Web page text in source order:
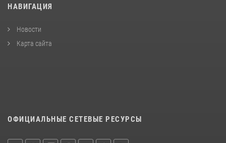
НАВИГАЦИЯ
Новости
Карта сайта
ОФИЦИАЛЬНЫЕ СЕТЕВЫЕ РЕСУРСЫ